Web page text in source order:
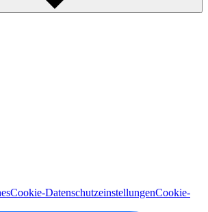
Cookie-DatenschutzeinstellungenCookie-